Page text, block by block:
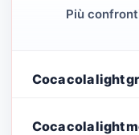
Più
Coca cola light
Coca cola light